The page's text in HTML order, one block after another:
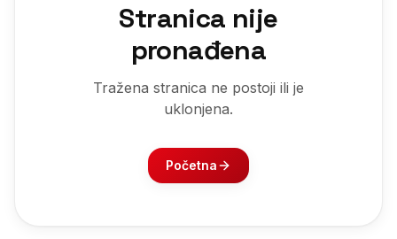
Stranica nije
pronađena
Tražena stranica ne postoji ili je
uklonjena.
Početna